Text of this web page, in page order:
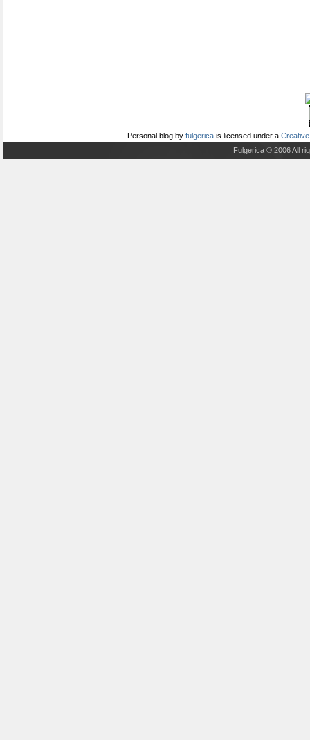
Personal blog by fulgerica is licensed under a
Fulgerica © 2006 All